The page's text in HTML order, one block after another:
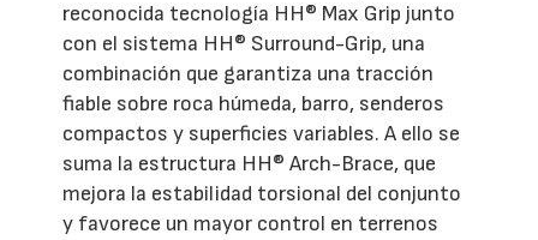
reconocida tecnología HH® Max Grip junto
con el sistema HH® Surround-Grip, una
combinación que garantiza una tracción
fiable sobre roca húmeda, barro, senderos
compactos y superficies variables. A ello se
suma la estructura HH® Arch-Brace, que
mejora la estabilidad torsional del conjunto
y favorece un mayor control en terrenos